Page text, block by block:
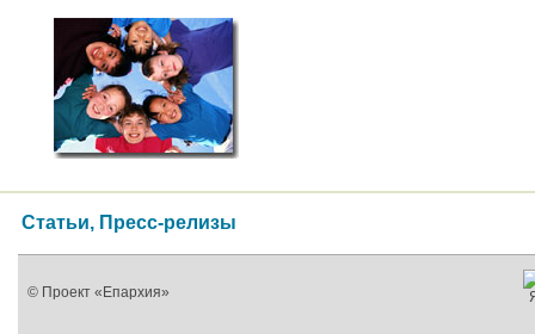
Статьи, Пресс-релизы
© Проект «Епархия»